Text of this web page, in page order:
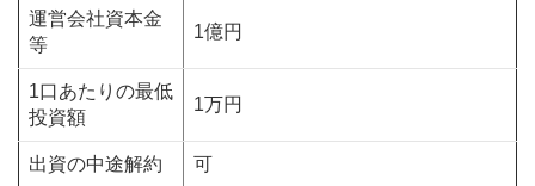
運営会社資本金
等
1億円
1口あたりの最低
投資額
1万円
出資の中途解約 可